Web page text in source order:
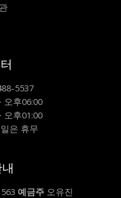
5537
오후06:00
오후01:00
은 휴무
예금주 오유진